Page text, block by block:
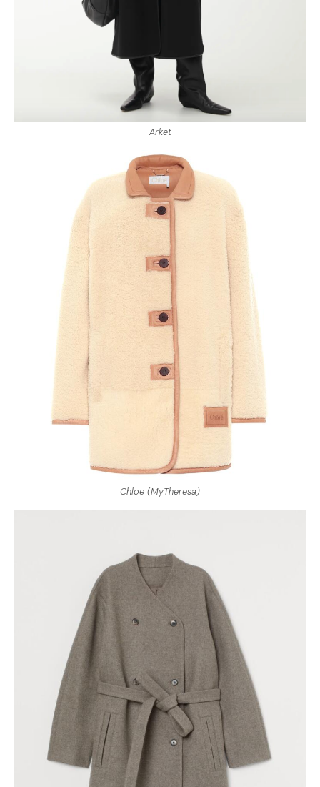
Arket
Chloe (MyTheresa)